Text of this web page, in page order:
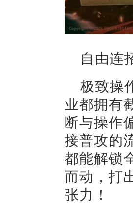
自由连
极致操
业都拥有
断与操作
接普攻的
都能解锁
而动，打
张力！